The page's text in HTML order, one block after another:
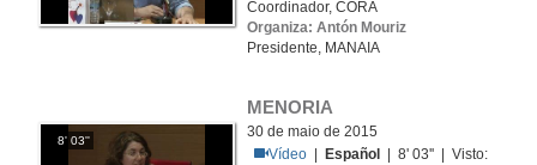
Coordinador, CORA
Organiza: Antón Mouriz
Presidente, MANAIA
8' 03''
MENORIA
30 de maio de 2015
Vídeo
Español
| 8' 03'' | Visto: